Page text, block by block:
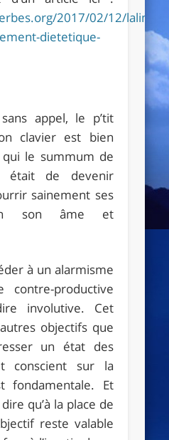
2017/02/12/
dietetique-
appel, le p’tit
clavier est bien
le summum de
était de devenir
sainement ses
son âme et
à un alarmisme
productive
involutive. Cet
objectifs que
un état des
conscient sur la
fondamentale. Et
qu’à la place de
reste valable